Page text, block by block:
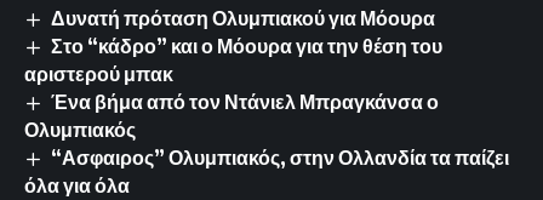
Δυνατή πρόταση Ολυμπιακού για Μόουρα
Στο “κάδρο” και ο Μόουρα για την θέση του
αριστερού μπακ
Ένα βήμα από τον Ντάνιελ Μπραγκάνσα ο
Ολυμπιακός
“Ασφαιρος” Ολυμπιακός, στην Ολλανδία τα παίζει
όλα για όλα